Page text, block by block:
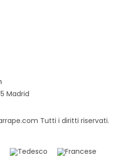
Madrid
Tutti i diritti riservati.